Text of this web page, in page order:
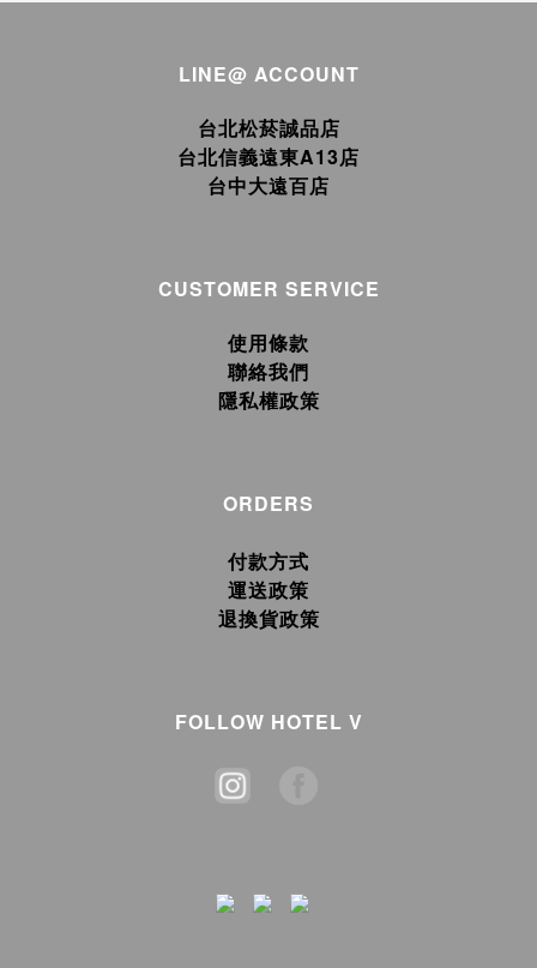
LINE@ ACCOUNT
台北松菸誠品店
台北信義遠東A13店
台中大遠百店
CUSTOMER SERVICE
使用條款
聯絡我們
隱私權政策
ORDERS
付款方式
運送政策
退換貨政策
FOLLOW HOTEL V